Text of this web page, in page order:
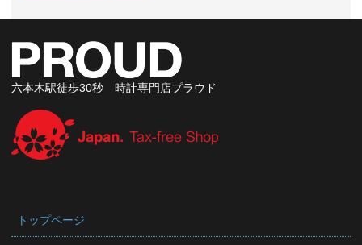
六本木駅徒歩30秒 時計専門店プラウド
トップページ